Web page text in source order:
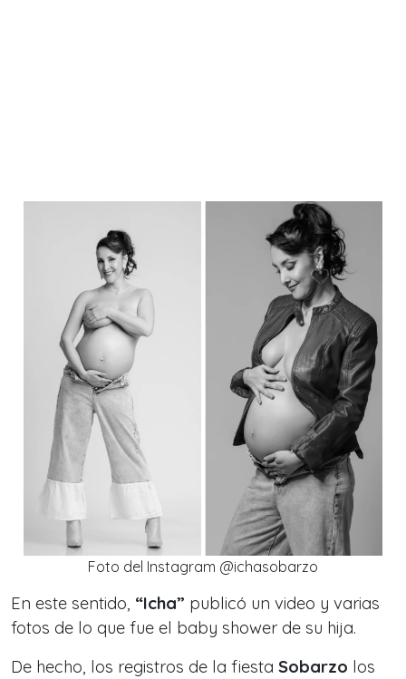
Foto del Instagram @ichasobarzo
En este sentido, “Icha” publicó un video y varias
fotos de lo que fue el baby shower de su hija.
De hecho, los registros de la fiesta Sobarzo los